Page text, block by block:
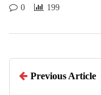
0 199
Previous Article